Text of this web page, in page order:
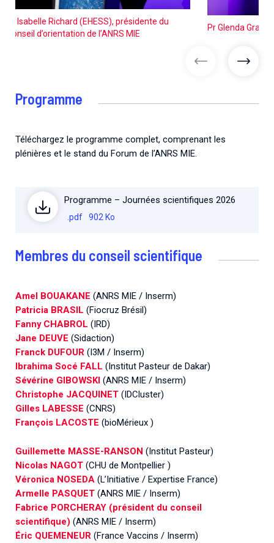
Pr Isabelle Richard (EHESS), présidente du
Conseil d’orientation de l’ANRS MIE
Pr Glenda Gray,
Programme
Téléchargez le programme complet, comprenant les
plénières et le stand du Forum de l’ANRS MIE.
Programme – Journées scientifiques 2026
.pdf 902 Ko
Membres du conseil scientifique
Amel BOUAKANE (ANRS MIE / Inserm)
Patricia BRASIL (Fiocruz Brésil)
Fanny CHABROL (IRD)
Jane DEUVE (Sidaction)
Franck DUFOUR (I3M / Inserm)
Ibrahima Socé FALL (Institut Pasteur de Dakar)
Sévérine GIBOWSKI (ANRS MIE / Inserm)
Christophe JACQUINET (IDCluster)
Gilles LABESSE (CNRS)
François LACOSTE (bioMérieux )
Guillemette MASSE-RANSON (Institut Pasteur)
Nicolas NAGOT (CHU de Montpellier )
Véronica NOSEDA (L’Initiative / Expertise France)
Armelle PASQUET (ANRS MIE / Inserm)
Fabrice PORCHERAY (président du conseil
scientifique) (ANRS MIE / Inserm)
Éric QUEMENEUR (France Vaccins / Inserm)